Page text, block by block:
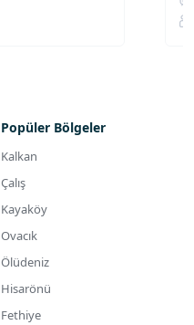
Popüler Bölgeler
Kalkan
Çalış
Kayaköy
Ovacık
Ölüdeniz
Hisarönü
Fethiye